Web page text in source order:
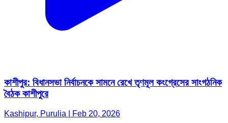
কাশীপুর: বিধানসভা নির্বাচনকে সামনে রেখে তৃণমূল কংগ্রেসের সাংগঠনিক
বৈঠক কাশীপুরে
Kashipur, Purulia | Feb 20, 2026